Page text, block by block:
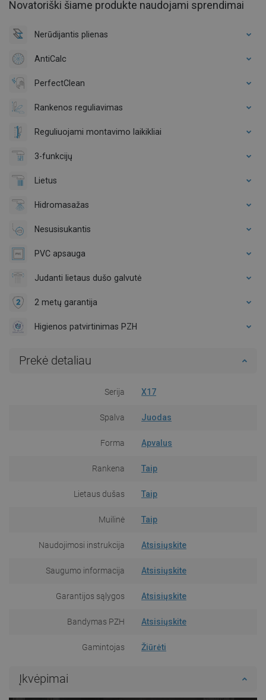
Novatoriški šiame produkte naudojami sprendimai
Nerūdijantis plienas
AntiCalc
PerfectClean
Rankenos reguliavimas
Reguliuojami montavimo laikikliai
3-funkcijų
Lietus
Hidromasažas
Nesusisukantis
PVC apsauga
Judanti lietaus dušo galvutė
2 metų garantija
Higienos patvirtinimas PZH
Prekė detaliau
Serija X17
Spalva Juodas
Forma Apvalus
Rankena Taip
Lietaus dušas Taip
Muilinė Taip
Naudojimosi instrukcija Atsisiųskite
Saugumo informacija Atsisiųskite
Garantijos sąlygos Atsisiųskite
Bandymas PZH Atsisiųskite
Gamintojas Žiūrėti
Įkvėpimai